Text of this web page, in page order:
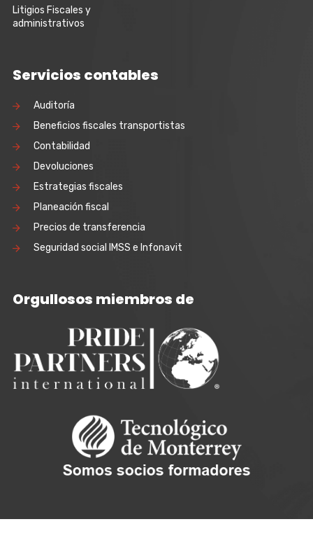
Litigios Fiscales y
administrativos
Servicios contables
Auditoría
Beneficios fiscales transportistas
Contabilidad
Devoluciones
Estrategias fiscales
Planeación fiscal
Precios de transferencia
Seguridad social IMSS e Infonavit
Orgullosos miembros de